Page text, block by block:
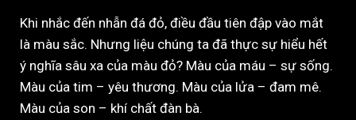
Khi nhắc đến nhẫn đá đỏ, điều đầu tiên đập vào mắt
là màu sắc. Nhưng liệu chúng ta đã thực sự hiểu hết
ý nghĩa sâu xa của màu đỏ? Màu của máu – sự sống.
Màu của tim – yêu thương. Màu của lửa – đam mê.
Màu của son – khí chất đàn bà.